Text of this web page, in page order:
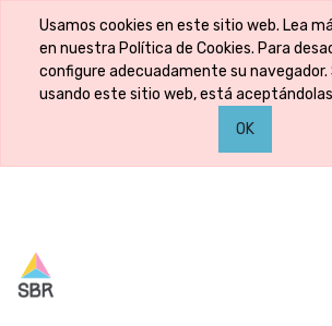
Usamos cookies en este sitio web. Lea
en nuestra Política de Cookies. Para
configure adecuadamente su navegador.
usando este sitio web, está
OK